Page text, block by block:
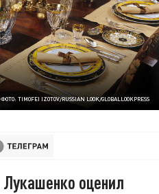
ФОТО: TIMOFEI IZOTOV/RUSSIAN LOOK/GLOBALLOOKPRESS
оценил